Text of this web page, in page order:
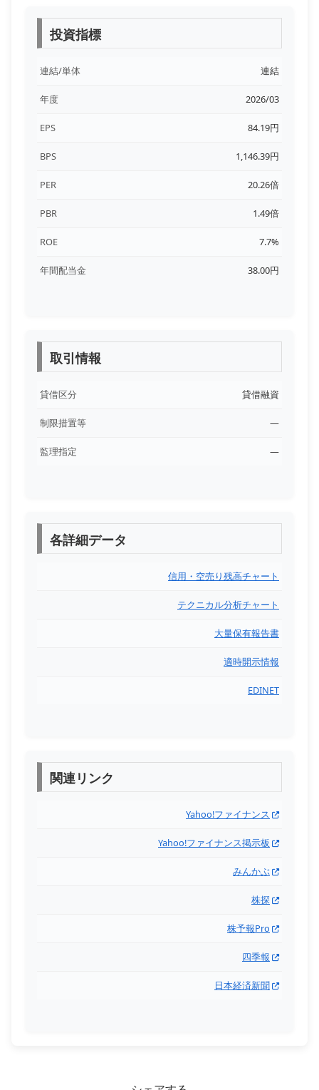
投資指標
連結/単体 連結
年度 2026/03
EPS 84.19円
BPS 1,146.39円
PER 20.26倍
PBR 1.49倍
ROE 7.7%
年間配当金 38.00円
取引情報
貸借区分 貸借融資
制限措置等 ―
監理指定 ―
各詳細データ
信用・空売り残高チャート
テクニカル分析チャート
大量保有報告書
適時開示情報
EDINET
関連リンク
Yahoo!ファイナンス
Yahoo!ファイナンス掲示板
みんかぶ
株探
株予報Pro
四季報
日本経済新聞